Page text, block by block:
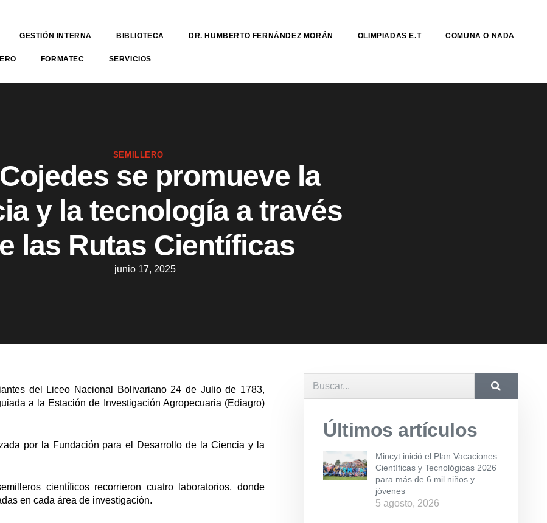
GESTIÓN INTERNA BIBLIOTECA DR. HUMBERTO FERNÁNDEZ MORÁN OLIMPIADAS E.T COMUNA O NADA
FORMATEC SERVICIOS
SEMILLERO
se promueve la
y la tecnología a través
las Rutas Científicas
junio 17, 2025
del Liceo Nacional Bolivariano 24 de Julio de 1783,
a la Estación de Investigación Agropecuaria (Ediagro)
por la Fundación para el Desarrollo de la Ciencia y la
científicos recorrieron cuatro laboratorios, donde
en cada área de investigación.
Últimos artículos
Mincyt inició el Plan Vacaciones
Científicas y Tecnológicas 2026
para más de 6 mil niños y
jóvenes
5 agosto, 2026